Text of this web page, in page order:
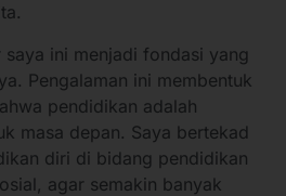
saya ini menjadi fondasi yang
Pengalaman ini membentuk
pendidikan adalah
masa depan. Saya bertekad
diri di bidang pendidikan
agar semakin banyak